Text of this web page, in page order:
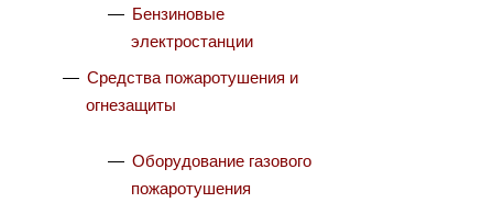
Бензиновые
электростанции
Средства пожаротушения и
огнезащиты
Оборудование газового
пожаротушения